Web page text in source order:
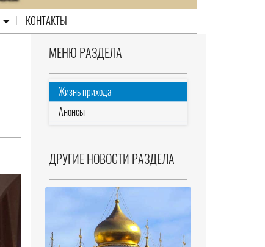
КОНТАКТЫ
МЕНЮ РАЗДЕЛА
Жизнь прихода
Анонсы
ДРУГИЕ НОВОСТИ РАЗДЕЛА